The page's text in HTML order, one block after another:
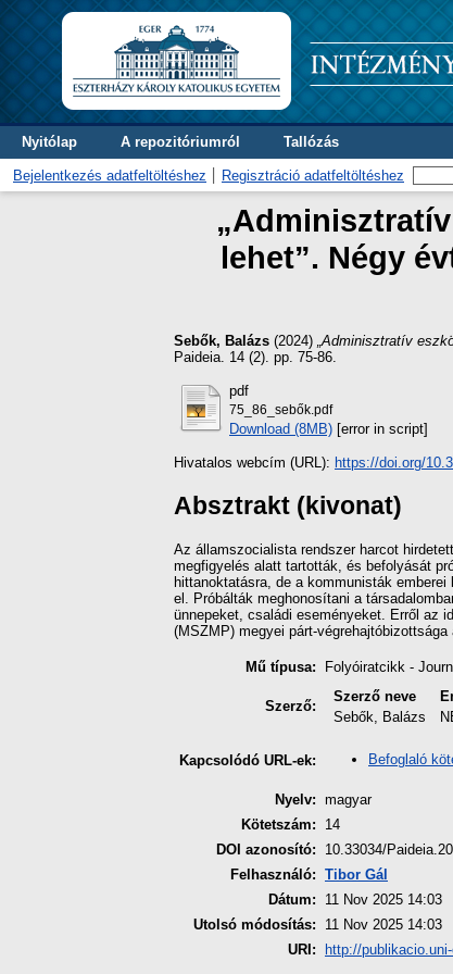
Nyitólap A repozitóriumról Tallózás
Bejelentkezés adatfeltöltéshez Regisztráció adatfeltöltéshez
lehet”. Négy
Sebők, Balázs (2024) „Adminisztratív
Paideia. 14 (2). pp. 75-86.
pdf
75_86_sebők.pdf
Download (8MB) [error in script]
Hivatalos webcím (URL): https://doi.org/
Absztrakt (kivonat)
Az államszocialista rendszer harcot
megfigyelés alatt tartották, és befolyását
hittanoktatásra, de a kommunisták
el. Próbálták meghonosítani a
ünnepeket, családi eseményeket. Erről az
(MSZMP) megyei párt-végrehajtóbizottsága
Mű típusa: Folyóiratcikk -
Szerző:
Szerző neve
Sebők, Balázs
Kapcsolódó URL-ek: Befoglaló
Nyelv: magyar
Kötetszám:
14
DOI azonosító:
10.33034/
Felhasználó: Tibor Gál
Dátum:
11 Nov 2025 14:03
Utolsó módosítás:
11 Nov 2025 14:03
URI:
http://